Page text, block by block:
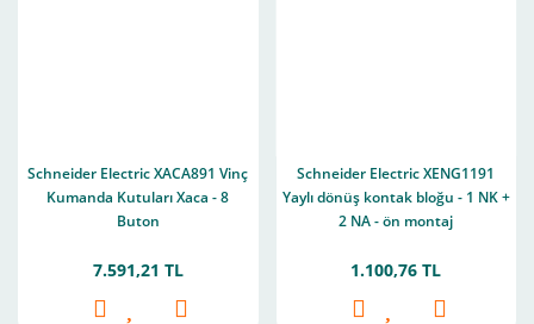
Schneider Electric XACA891 Vinç
Kumanda Kutuları Xaca - 8
Buton
7.591,21 TL
Schneider Electric XENG1191
Yaylı dönüş kontak bloğu - 1 NK +
2 NA - ön montaj
1.100,76 TL